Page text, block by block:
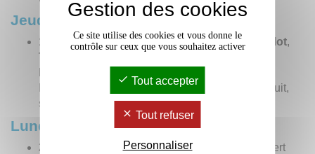
Jeudi 20 février
19h30 : soirée poésieavecJean-Pierre Bobillot,
Thomas Déjeammes, Didier Delahaye, Marie
L’impromptu, cours de la Marne, Bordeaux (gratuit,
sans inscription)
Lundi 10 mars
20h : projection dePurple Rain
(1984) de Albert
Gestion des cookies
Ce site utilise des cookies et vous donne le
contrôle sur ceux que vous souhaitez activer
Tout accepter
Tout refuser
Personnaliser